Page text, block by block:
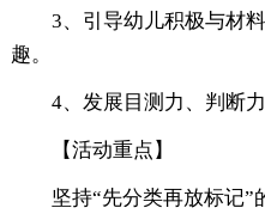
3、引导幼儿积极与材
趣。
4、发展目测力、判断力
【活动重点】
坚持“先分类再放标记”